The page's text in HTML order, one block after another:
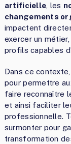
artificielle , les
changements
impactent
exercer un
profils capables
Dans ce
pour permettre
faire reconnaître
et ainsi faciliter
professionnelle.
surmonter pour
transformation